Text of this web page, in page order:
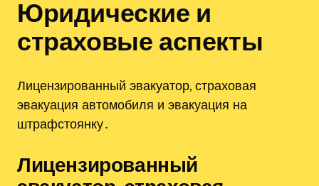
Юридические и
страховые аспекты
Лицензированный эвакуатор, страховая
эвакуация автомобиля и эвакуация на
штрафстоянку․
Лицензированный